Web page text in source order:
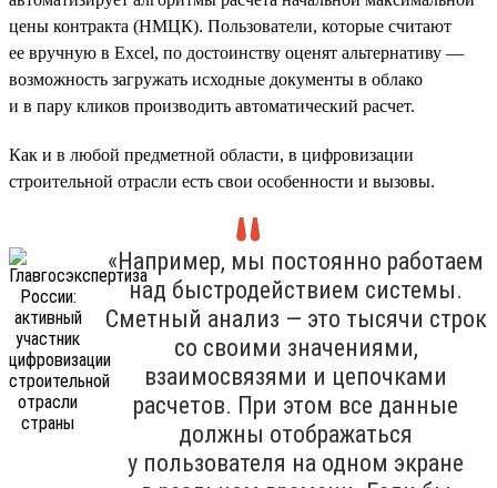
цены контракта (НМЦК). Пользователи, которые считают
ее вручную в Excel, по достоинству оценят альтернативу —
возможность загружать исходные документы в облако
и в пару кликов производить автоматический расчет.
Как и в любой предметной области, в цифровизации
строительной отрасли есть свои особенности и вызовы.
«Например, мы постоянно работаем
над быстродействием системы.
Сметный анализ — это тысячи строк
со своими значениями,
взаимосвязями и цепочками
расчетов. При этом все данные
должны отображаться
у пользователя на одном экране